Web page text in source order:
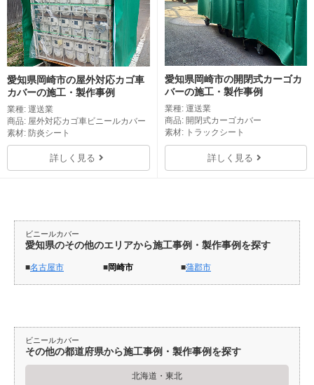
愛知県岡崎市の屋外対応カゴ車
カバーの施工・製作事例
業種: 運送業
商品: 屋外対応カゴ車ビニールカバー
素材: 防炎シート
詳しく見る
愛知県岡崎市の開閉式カーゴカ
バーの施工・製作事例
業種: 運送業
商品: 開閉式カーゴカバー
素材: トラックシート
詳しく見る
ビニールカバー
愛知県のその他のエリアから施工事例・製作事例を探す
名古屋市 岡崎市 蒲郡市
ビニールカバー
その他の都道府県から施工事例・製作事例を探す
北海道・東北